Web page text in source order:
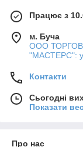
Працює з
м. Буча
ООО
"МАСТЕРС":
Контакти
Сьогодні
Показати
Про нас